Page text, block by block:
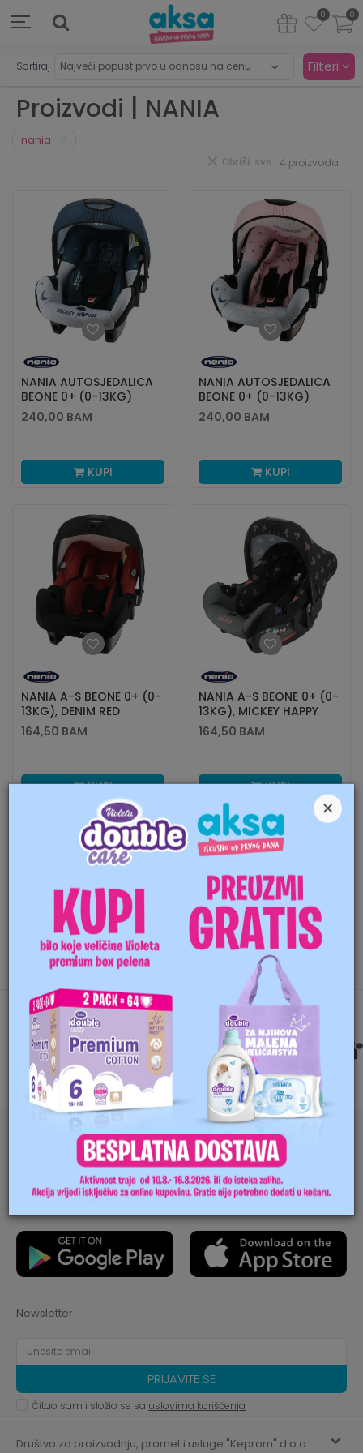
0
0
Proizvodi | NANIA
Sortiraj Filteri
nania
4 proizvoda
Obriši sve
NANIA AUTOSJEDALICA
BEONE 0+ (0-13KG)
MICKEY STARGAZ
240,00 BAM
KUPI
NANIA AUTOSJEDALICA
BEONE 0+ (0-13KG)
MINNIE STARGAZ
240,00 BAM
KUPI
NANIA A-S BEONE 0+ (0-
13KG), DENIM RED
164,50 BAM
KUPI
NANIA A-S BEONE 0+ (0-
13KG), MICKEY HAPPY
164,50 BAM
KUPI
UPOREĐIVANJE FILTERI PROIZVODA
Najveći asortiman proizvoda za bebe i mame. Na našoj
internet prodavnici možete pronaći sve za bebe, djecu i
mame. Kolica i autosjedalice za djecu i bebe, krevetac
za bebe, namještaj, odjeću, obuću, kozmetiku, igračke ...
POVEŽIMO SE
Newsletter
PRIJAVITE SE
Čitao sam i složio se sa uslovima korišćenja
Društvo za proizvodnju, promet i usluge "Keprom" d.o.o.
×